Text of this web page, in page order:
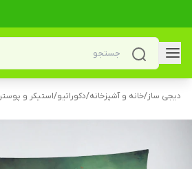
دیجی ساز/خانه و آشپزخانه/دکوراتیو/استیکر و پوستر